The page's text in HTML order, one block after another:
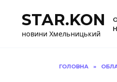
вмістуSTAR.KON
новини Хмельницький
ГОЛОВНА »